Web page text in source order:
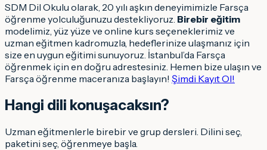
SDM Dil Okulu olarak, 20 yılı aşkın deneyimimizle Farsça
öğrenme yolculuğunuzu destekliyoruz. Birebir eğitim
modelimiz, yüz yüze ve online kurs seçeneklerimiz ve
uzman eğitmen kadromuzla, hedeflerinize ulaşmanız için
size en uygun eğitimi sunuyoruz. İstanbul’da Farsça
öğrenmek için en doğru adrestesiniz. Hemen bize ulaşın ve
Farsça öğrenme maceranıza başlayın! Şimdi Kayıt Ol!
Hangi dili konuşacaksın?
Uzman eğitmenlerle birebir ve grup dersleri. Dilini seç,
paketini seç, öğrenmeye başla.